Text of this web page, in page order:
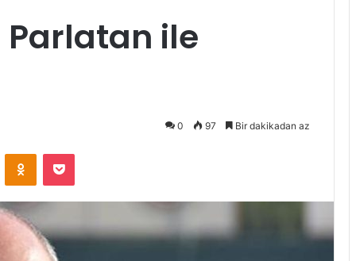
Parlatan ile
0 97 Bir dakikadan az
Odnoklassniki
Pocket